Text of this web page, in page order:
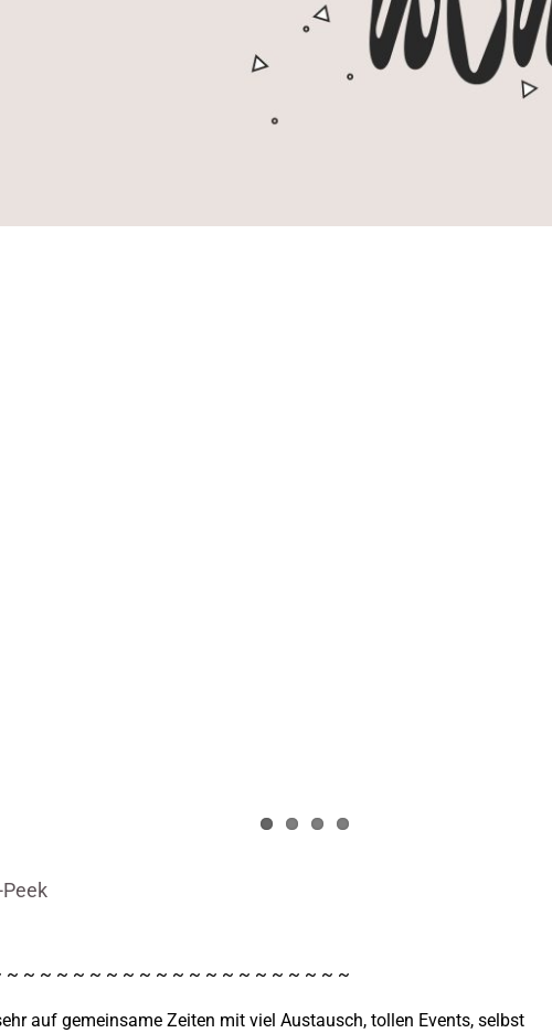
~ ~ ~ ~ ~ ~ ~ ~ ~ ~ ~ ~ ~ ~ ~ ~ ~ ~ ~ ~
auf gemeinsame Zeiten mit viel Austausch, tollen Events, selbst